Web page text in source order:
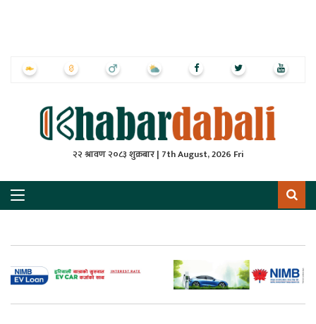
२२ श्रावण २०८३ शुक्रबार | 7th August, 2026 Fri